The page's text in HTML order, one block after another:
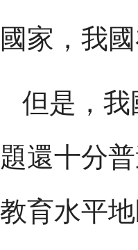
國家，我
但是，
題還十分
教育水平